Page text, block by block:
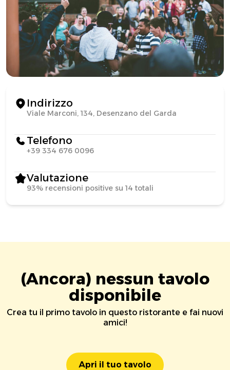
Indirizzo
Viale Marconi, 134, Desenzano del Garda
Telefono
+39 334 676 0096
Valutazione
93% recensioni positive su 14 totali
(Ancora) nessun tavolo
disponibile
Crea tu il primo tavolo in questo ristorante e fai nuovi
amici!
Apri il tuo tavolo